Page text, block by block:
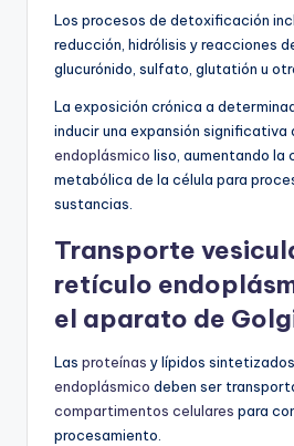
Los procesos de detoxificación
reducción, hidrólisis y reacciones
glucurónido, sulfato, glutatión u
La exposición crónica a
inducir una expansión significativa
endoplásmico liso, aumentando la
metabólica de la célula para
sustancias.
Transporte
retículo
el aparato de
Las proteínas y lípidos
endoplásmico deben ser
compartimentos celulares para
procesamiento.